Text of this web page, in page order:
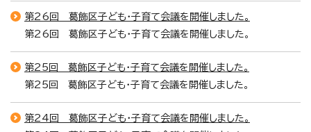
第26回 葛飾区子ども・子育て会議を開催しました。
第26回 葛飾区子ども・子育て会議を開催しました。
第25回 葛飾区子ども・子育て会議を開催しました。
第25回 葛飾区子ども・子育て会議を開催しました。
第24回 葛飾区子ども・子育て会議を開催しました。